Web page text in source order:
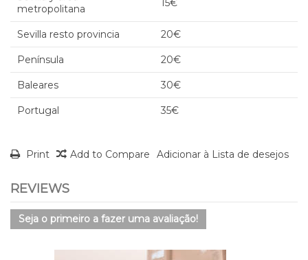
metropolitana
15€
Sevilla resto provincia 20€
Península 20€
Baleares 30€
Portugal 35€
Print Add to Compare Adicionar à Lista de desejos
REVIEWS
Seja o primeiro a fazer uma avaliação!